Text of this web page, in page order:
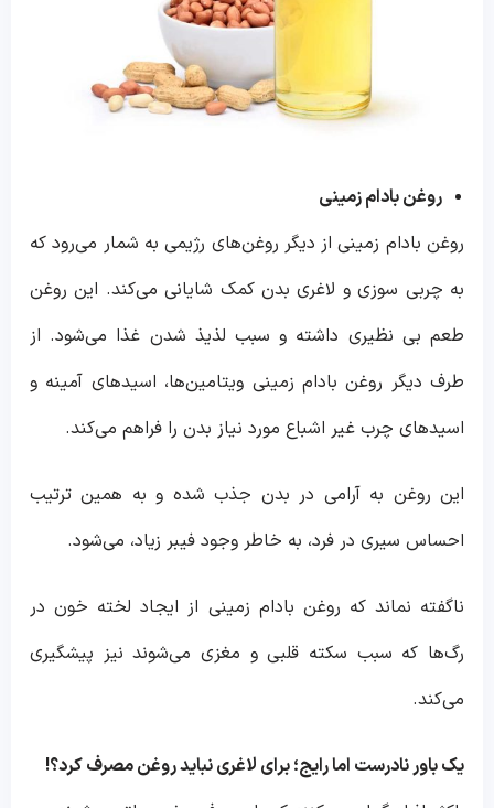
روغن بادام زمینی
روغن بادام زمینی از ‌دیگر روغن‌های رژیمی به شمار می‌رود که
به چربی سوزی و لاغری بدن کمک شایانی می‌کند. این روغن
طعم بی نظیری داشته و سبب لذیذ شدن غذا می‌شود. از
طرف دیگر روغن بادام زمینی ویتامین‌ها، اسیدهای آمینه و
اسیدهای چرب غیر اشباع مورد نیاز بدن را فراهم می‌کند.
این روغن به آرامی در بدن جذب شده و به همین ترتیب
احساس سیری در فرد، به خاطر وجود فیبر زیاد، می‌شود.
ناگفته نماند که روغن بادام زمینی از ایجاد لخته خون در
رگ‌ها که سبب سکته قلبی و مغزی می‌شوند نیز پیشگیری
می‌کند.
یک باور نادرست اما رایج؛ برای لاغری نباید روغن مصرف کرد؟!